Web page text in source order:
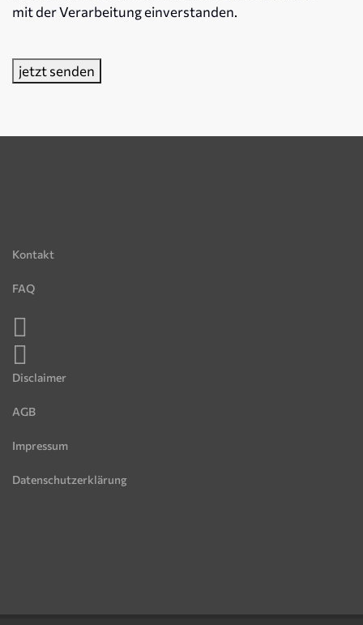
mit der Verarbeitung einverstanden.
jetzt senden
Kontakt
FAQ
Disclaimer
AGB
Impressum
Datenschutzerklärung